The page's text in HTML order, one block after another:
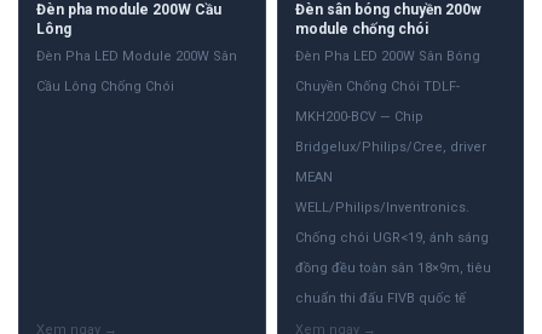
Đèn pha module 200W Cầu
Lông
Đèn Pha LED Module 200W Sân
Cầu Lông Chống Chói
Đèn sân bóng chuyền 200w
module chống chói
Đèn Pha LED 200W Sân Bóng
Chuyền Chống Chói TDLF-
MKH200-BCV — Chip
Bridgelux/Philips/Cree, driver
MEAN
WELL/Philips/Inventronics.
Chống chói UGR<19, ánh sáng
đồng đều toàn sân 18×9m, tiêu
chuẩn thi đấu FIVB quốc tế